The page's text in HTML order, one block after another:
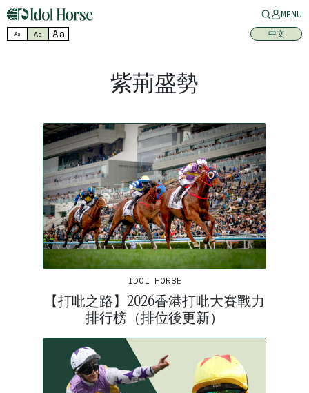
MENU
Aa Aa Aa 中文
紫荊盛勢
IDOL HORSE
【打吡之路】2026香港打吡大賽戰力
排行榜（排位後更新）